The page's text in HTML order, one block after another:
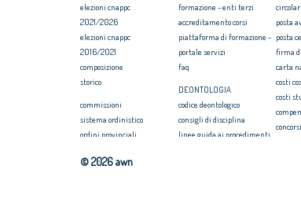
elezioni cnappc
2021/2026
elezioni cnappc
2016/2021
composizione
storico
commissioni
sistema ordinistico
ordini provinciali
2025-2029
formazione - enti terzi
accreditamento corsi
piattaforma di formazione -
portale servizi
faq
DEONTOLOGIA
codice deontologico
consigli di disciplina
linee guida ai procedimenti
circolari
posta
posta
firma
carta
costi
costi
© 2026 awn